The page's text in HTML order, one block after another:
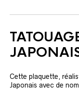
Cette plaquette,
Japonais avec de